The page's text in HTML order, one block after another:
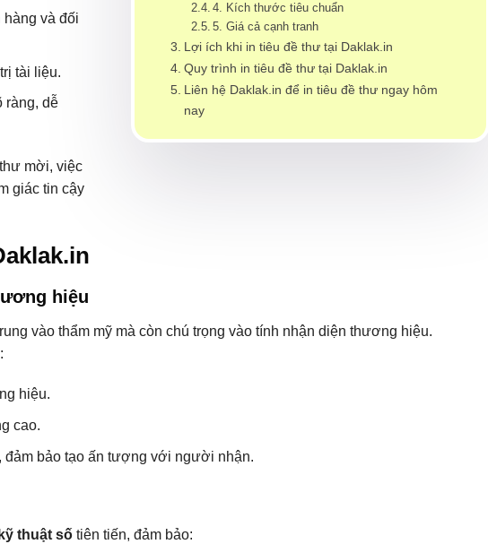
4. Kích thước tiêu chuẩn
5. Giá cả cạnh tranh
Lợi ích khi in tiêu đề thư tại Daklak.in
Quy trình in tiêu đề thư tại Daklak.in
Liên hệ Daklak.in để in tiêu đề thư ngay hôm
nay
và đối
tài liệu.
ràng, dễ
mời, việc
giác tin cậy
hiệu
vào thẩm mỹ mà còn chú trọng vào tính nhận diện thương hiệu.
hiệu.
cao.
đảm bảo tạo ấn tượng với người nhận.
thuật số tiên tiến, đảm bảo: